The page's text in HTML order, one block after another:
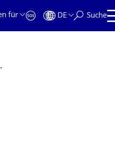
für
DE Suche
im ÖPNV"